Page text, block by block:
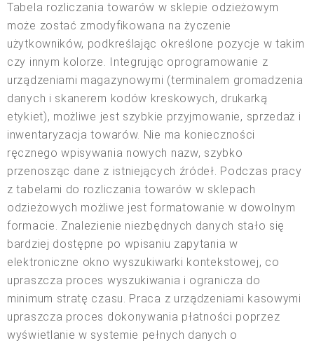
Tabela rozliczania towarów w sklepie odzieżowym
może zostać zmodyfikowana na życzenie
użytkowników, podkreślając określone pozycje w takim
czy innym kolorze. Integrując oprogramowanie z
urządzeniami magazynowymi (terminalem gromadzenia
danych i skanerem kodów kreskowych, drukarką
etykiet), możliwe jest szybkie przyjmowanie, sprzedaż i
inwentaryzacja towarów. Nie ma konieczności
ręcznego wpisywania nowych nazw, szybko
przenosząc dane z istniejących źródeł. Podczas pracy
z tabelami do rozliczania towarów w sklepach
odzieżowych możliwe jest formatowanie w dowolnym
formacie. Znalezienie niezbędnych danych stało się
bardziej dostępne po wpisaniu zapytania w
elektroniczne okno wyszukiwarki kontekstowej, co
upraszcza proces wyszukiwania i ogranicza do
minimum stratę czasu. Praca z urządzeniami kasowymi
upraszcza proces dokonywania płatności poprzez
wyświetlanie w systemie pełnych danych o